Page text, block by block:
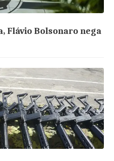
Flávio Bolsonaro nega